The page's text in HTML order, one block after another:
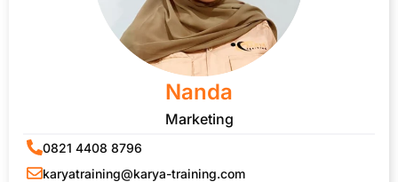
Nanda
Marketing
0821 4408 8796
karyatraining@karya-training.com